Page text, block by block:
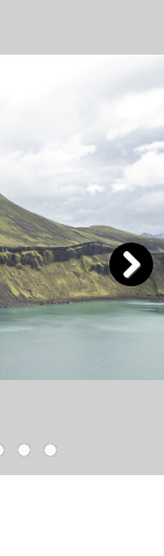
Next